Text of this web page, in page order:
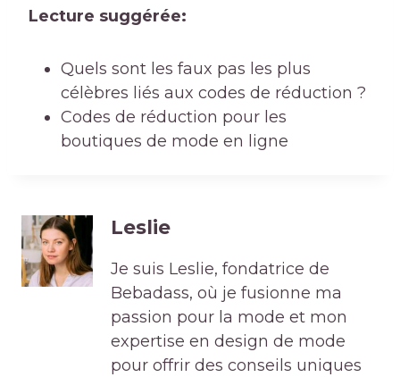
Lecture suggérée:
Quels sont les faux pas les plus
célèbres liés aux codes de réduction ?
Codes de réduction pour les
boutiques de mode en ligne
Leslie
Je suis Leslie, fondatrice de
Bebadass, où je fusionne ma
passion pour la mode et mon
expertise en design de mode
pour offrir des conseils uniques